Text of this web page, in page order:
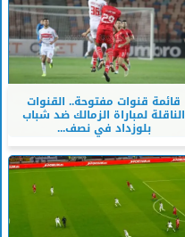
قائمة قنوات مفتوحة.. القنوات
الناقلة لمباراة الزمالك ضد شباب
بلوزداد في نصف...